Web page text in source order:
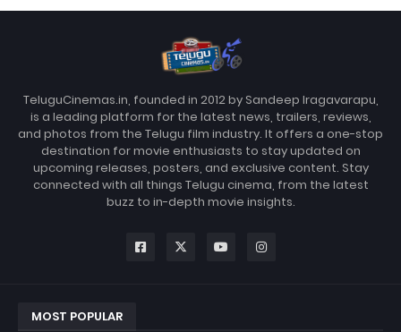
TeluguCinemas.in, founded in 2012 by Sandeep Iragavarapu,
is a leading platform for the latest news, trailers, reviews,
and photos from the Telugu film industry. It offers a one-stop
destination for movie enthusiasts to stay updated on
upcoming releases, posters, and exclusive content. Stay
connected with all things Telugu cinema, from the latest
buzz to in-depth movie insights.
MOST POPULAR